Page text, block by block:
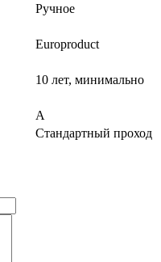
Ручное
Europroduct
10 лет, минимально
А
Стандартный проход